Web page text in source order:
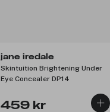
jane iredale
Skintuition Brightening Under
Eye Concealer DP14
459 kr